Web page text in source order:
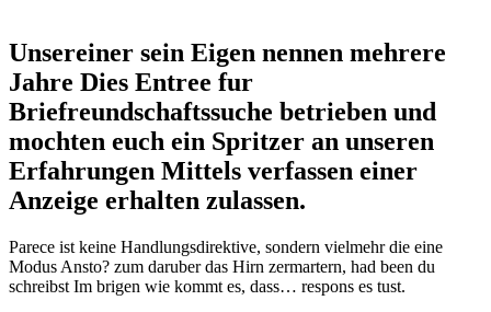
Unsereiner sein Eigen nennen mehrere
Jahre Dies Entree fur
Briefreundschaftssuche betrieben und
mochten euch ein Spritzer an unseren
Erfahrungen Mittels verfassen einer
Anzeige erhalten zulassen.
Parece ist keine Handlungsdirektive, sondern vielmehr die eine
Modus Ansto? zum daruber das Hirn zermartern, had been du
schreibst Im brigen wie kommt es, dass… respons es tust.